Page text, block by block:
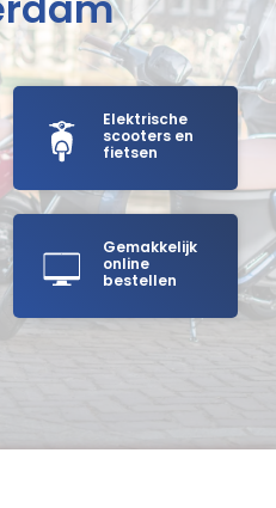
Elektrische
scooters en
fietsen
Gemakkelijk
online
bestellen